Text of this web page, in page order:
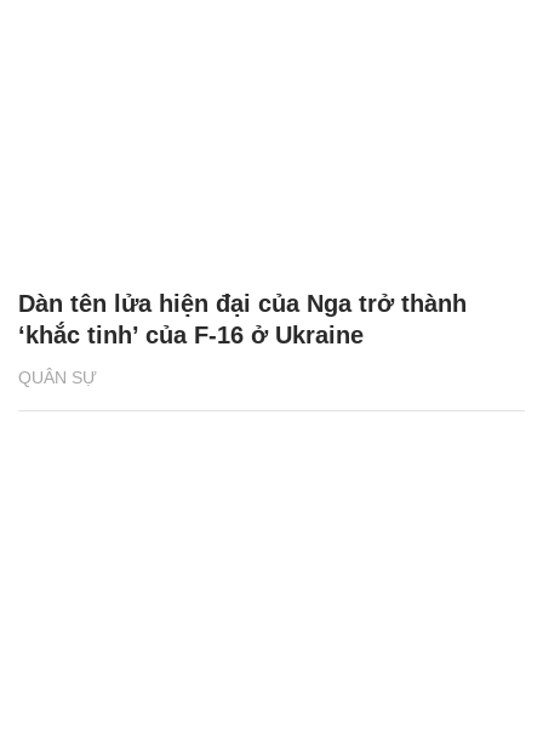
QUÂN SỰ
Dàn tên lửa hiện đại của Nga trở thành
‘khắc tinh’ của F-16 ở Ukraine